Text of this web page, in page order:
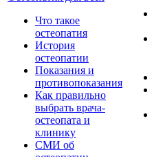
Что такое
остеопатия
История
остеопатии
Показания и
противопоказания
Как правильно
выбрать врача-
остеопата и
клинику
СМИ об